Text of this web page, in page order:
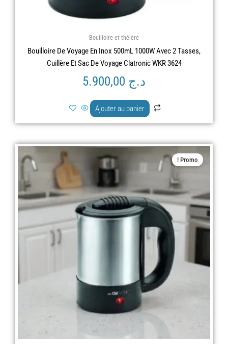
Bouilloire et théière
Bouilloire De Voyage En Inox 500mL 1000W Avec 2 Tasses,
Cuillère Et Sac De Voyage Clatronic WKR 3624
د.ج
Ajouter au panier
Promo !
Le
prix
initial
était :
د.ج 6.900,00.
Le
prix
actuel
est :